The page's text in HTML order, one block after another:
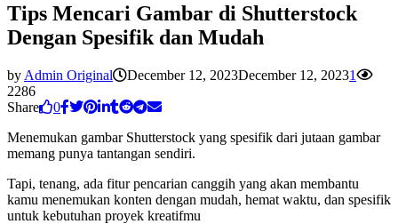
Tips Mencari Gambar di Shutterstock
Dengan Spesifik dan Mudah
by Admin Original December 12, 2023December 12, 20231
2286
Share
0
Menemukan gambar Shutterstock yang spesifik dari jutaan gambar
memang punya tantangan sendiri.
Tapi, tenang, ada fitur pencarian canggih yang akan membantu
kamu menemukan konten dengan mudah, hemat waktu, dan spesifik
untuk kebutuhan proyek kreatifmu